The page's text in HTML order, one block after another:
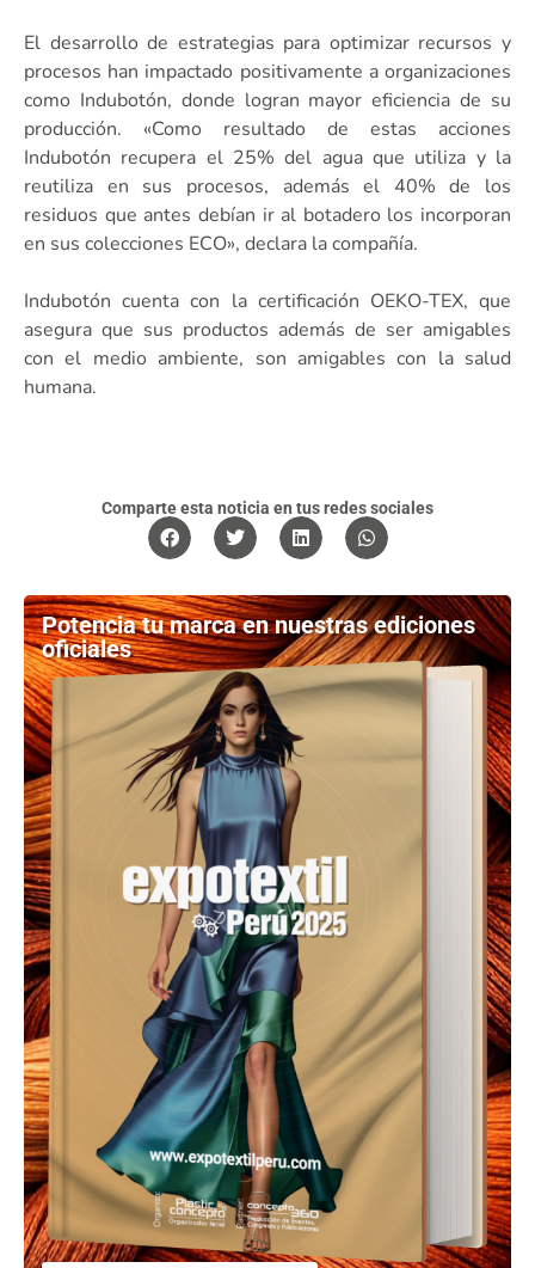
El desarrollo de estrategias para optimizar recursos y
procesos han impactado positivamente a organizaciones
como Indubotón, donde logran mayor eficiencia de su
producción. «Como resultado de estas acciones
Indubotón recupera el 25% del agua que utiliza y la
reutiliza en sus procesos, además el 40% de los
residuos que antes debían ir al botadero los incorporan
en sus colecciones ECO», declara la compañía.
Indubotón cuenta con la certificación OEKO-TEX, que
asegura que sus productos además de ser amigables
con el medio ambiente, son amigables con la salud
humana.
Comparte esta noticia en tus redes sociales
Potencia tu marca en nuestras ediciones
oficiales